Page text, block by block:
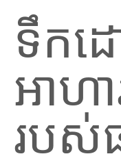
ទឹកដ
អាហ
របស់